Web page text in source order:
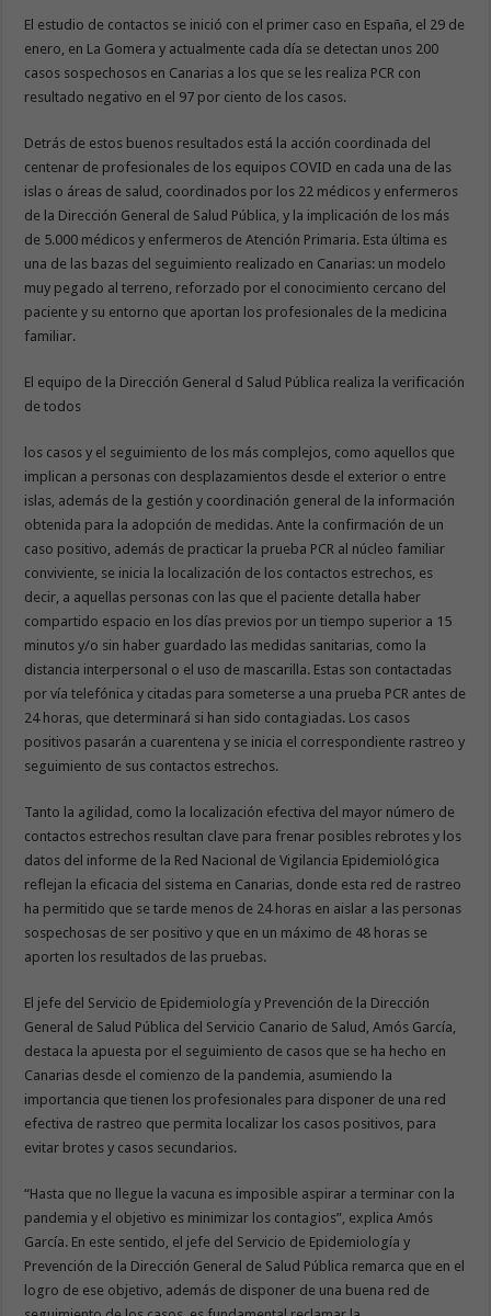
El estudio de contactos se inició con el primer caso en España, el 29 de
enero, en La Gomera y actualmente cada día se detectan unos 200
casos sospechosos en Canarias a los que se les realiza PCR con
resultado negativo en el 97 por ciento de los casos.
Detrás de estos buenos resultados está la acción coordinada del
centenar de profesionales de los equipos COVID en cada una de las
islas o áreas de salud, coordinados por los 22 médicos y enfermeros
de la Dirección General de Salud Pública, y la implicación de los más
de 5.000 médicos y enfermeros de Atención Primaria. Esta última es
una de las bazas del seguimiento realizado en Canarias: un modelo
muy pegado al terreno, reforzado por el conocimiento cercano del
paciente y su entorno que aportan los profesionales de la medicina
familiar.
El equipo de la Dirección General d Salud Pública realiza la verificación
de todos
los casos y el seguimiento de los más complejos, como aquellos que
implican a personas con desplazamientos desde el exterior o entre
islas, además de la gestión y coordinación general de la información
obtenida para la adopción de medidas. Ante la confirmación de un
caso positivo, además de practicar la prueba PCR al núcleo familiar
conviviente, se inicia la localización de los contactos estrechos, es
decir, a aquellas personas con las que el paciente detalla haber
compartido espacio en los días previos por un tiempo superior a 15
minutos y/o sin haber guardado las medidas sanitarias, como la
distancia interpersonal o el uso de mascarilla. Estas son contactadas
por vía telefónica y citadas para someterse a una prueba PCR antes de
24 horas, que determinará si han sido contagiadas. Los casos
positivos pasarán a cuarentena y se inicia el correspondiente rastreo y
seguimiento de sus contactos estrechos.
Tanto la agilidad, como la localización efectiva del mayor número de
contactos estrechos resultan clave para frenar posibles rebrotes y los
datos del informe de la Red Nacional de Vigilancia Epidemiológica
reflejan la eficacia del sistema en Canarias, donde esta red de rastreo
ha permitido que se tarde menos de 24 horas en aislar a las personas
sospechosas de ser positivo y que en un máximo de 48 horas se
aporten los resultados de las pruebas.
El jefe del Servicio de Epidemiología y Prevención de la Dirección
General de Salud Pública del Servicio Canario de Salud, Amós García,
destaca la apuesta por el seguimiento de casos que se ha hecho en
Canarias desde el comienzo de la pandemia, asumiendo la
importancia que tienen los profesionales para disponer de una red
efectiva de rastreo que permita localizar los casos positivos, para
evitar brotes y casos secundarios.
“Hasta que no llegue la vacuna es imposible aspirar a terminar con la
pandemia y el objetivo es minimizar los contagios”, explica Amós
García. En este sentido, el jefe del Servicio de Epidemiología y
Prevención de la Dirección General de Salud Pública remarca que en el
logro de ese objetivo, además de disponer de una buena red de